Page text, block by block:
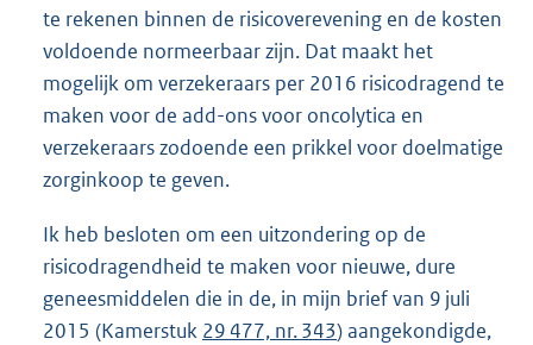
te rekenen binnen de risicoverevening en de kosten
voldoende normeerbaar zijn. Dat maakt het
mogelijk om verzekeraars per 2016 risicodragend te
maken voor de add-ons voor oncolytica en
verzekeraars zodoende een prikkel voor doelmatige
zorginkoop te geven.
Ik heb besloten om een uitzondering op de
risicodragendheid te maken voor nieuwe, dure
geneesmiddelen die in de, in mijn brief van 9 juli
2015 (Kamerstuk 29 477, nr. 343) aangekondigde,